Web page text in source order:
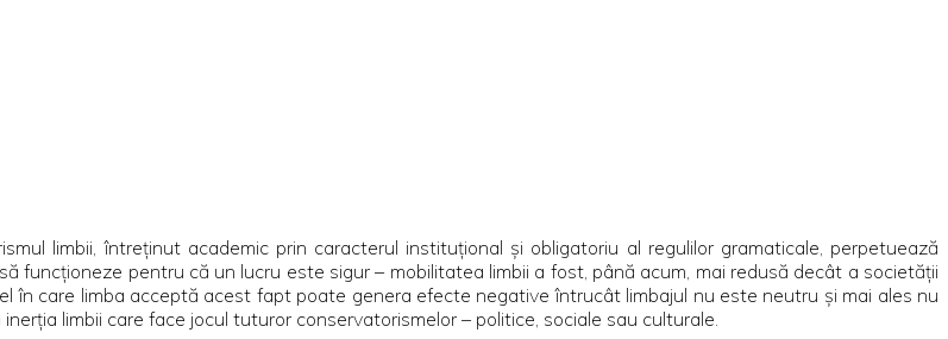
limbii, întreţinut academic prin caracterul instituţional şi obligatoriu al regulilor gramaticale, perpetuează
funcţioneze pentru că un lucru este sigur – mobilitatea limbii a fost, până acum, mai redusă decât a societăţii
în care limba acceptă acest fapt poate genera efecte negative întrucât limbajul nu este neutru şi mai ales nu
limbii care face jocul tuturor conservatorismelor – politice, sociale sau culturale.